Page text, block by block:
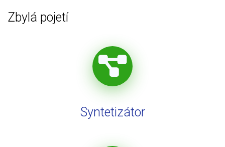
Zbylá pojetí
Syntetizátor